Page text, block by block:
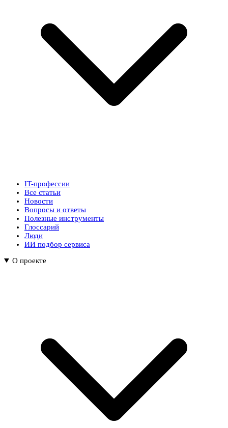
IT-профессии
Все статьи
Новости
Вопросы и ответы
Полезные инструменты
Глоссарий
Люди
ИИ подбор сервиса
О проекте